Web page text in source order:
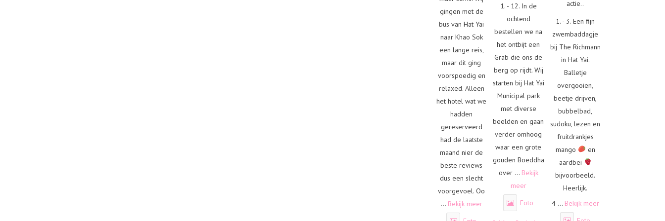
gingen met de
bus van Hat Yai
naar Khao Sok
een lange reis,
maar dit ging
voorspoedig en
relaxed. Alleen
het hotel wat we
hadden
gereserveerd
had de laatste
maand nier de
beste reviews
dus een slecht
voorgevoel. Oo
... Bekijk meer
1. - 12. In de
ochtend
bestellen we na
het ontbijt een
Grab die ons de
berg op rijdt. Wij
starten bij Hat Yai
Municipal park
met diverse
beelden en gaan
verder omhoog
waar een grote
gouden Boeddha
over ... Bekijk
meer
Foto
actie..
1. - 3. Een fijn
zwembaddagje
bij The Richmann
in Hat Yai.
Balletje
overgooien,
beetje drijven,
bubbelbad,
sudoku, lezen en
fruitdrankjes
mango
en
aardbei
bijvoorbeeld.
Heerlijk.
4 ... Bekijk meer